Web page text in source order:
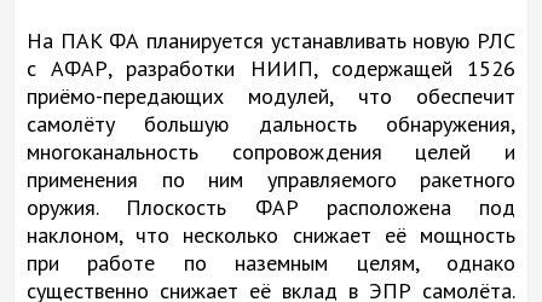
На ПАК ФА планируется устанавливать новую РЛС
с АФАР, разработки НИИП, содержащей 1526
приёмо-передающих модулей, что обеспечит
самолёту большую дальность обнаружения,
многоканальность сопровождения целей и
применения по ним управляемого ракетного
оружия. Плоскость ФАР расположена под
наклоном, что несколько снижает её мощность
при работе по наземным целям, однако
существенно снижает её вклад в ЭПР самолёта.